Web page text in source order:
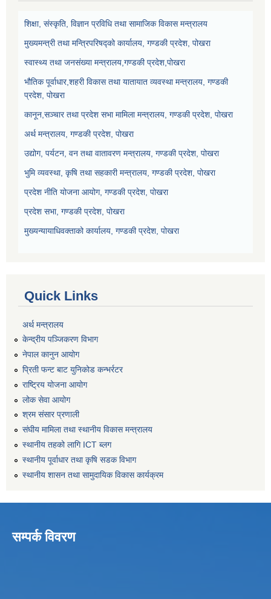
शिक्षा, संस्कृति, विज्ञान प्रविधि तथा सामाजिक विकास मन्त्रालय
मुख्यमन्त्री तथा मन्त्रिपरिषद्को कार्यालय, गण्डकी प्रदेश, पोखरा
स्वास्थ्य तथा जनसंख्या मन्त्रालय,गण्डकी प्रदेश,पोखरा
भौतिक पूर्वाधार,शहरी विकास तथा यातायात व्यवस्था मन्त्रालय, गण्डकी
प्रदेश, पोखरा
कानून,सञ्चार तथा प्रदेश सभा मामिला मन्त्रालय, गण्डकी प्रदेश, पोखरा
अर्थ मन्त्रालय, गण्डकी प्रदेश, पोखरा
उद्योग, पर्यटन, वन तथा वातावरण मन्त्रालय, गण्डकी प्रदेश, पोखरा
भुमि व्यवस्था, कृषि तथा सहकारी मन्त्रालय, गण्डकी प्रदेश, पोखरा
प्रदेश नीति योजना आयोग, गण्डकी प्रदेश, पोखरा
प्रदेश सभा, गण्डकी प्रदेश, पोखरा
मुख्यन्यायाधिवक्ताको कार्यालय, गण्डकी प्रदेश, पोखरा
Quick Links
अर्थ मन्त्रालय
केन्द्रीय पञ्जिकरण विभाग
नेपाल कानुन आयोग
प्रिती फन्ट बाट युनिकोड कन्भर्रटर
राष्ट्रिय योजना आयोग
लोक सेवा आयोग
श्रम संसार प्रणाली
संघीय मामिला तथा स्थानीय विकास मन्त्रालय
स्थानीय तहको लागि ICT ब्लग
स्थानीय पूर्वाधार तथा कृषि सडक विभाग
स्थानीय शासन तथा सामुदायिक विकास कार्यक्रम
सम्पर्क विवरण